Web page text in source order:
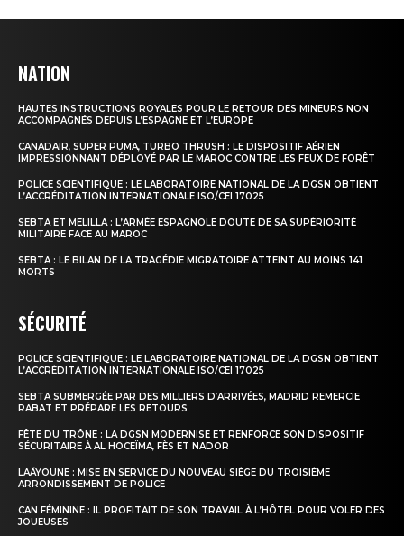
NATION
HAUTES INSTRUCTIONS ROYALES POUR LE RETOUR DES MINEURS NON
ACCOMPAGNÉS DEPUIS L’ESPAGNE ET L’EUROPE
CANADAIR, SUPER PUMA, TURBO THRUSH : LE DISPOSITIF AÉRIEN
IMPRESSIONNANT DÉPLOYÉ PAR LE MAROC CONTRE LES FEUX DE FORÊT
POLICE SCIENTIFIQUE : LE LABORATOIRE NATIONAL DE LA DGSN OBTIENT
L’ACCRÉDITATION INTERNATIONALE ISO/CEI 17025
SEBTA ET MELILLA : L’ARMÉE ESPAGNOLE DOUTE DE SA SUPÉRIORITÉ
MILITAIRE FACE AU MAROC
SEBTA : LE BILAN DE LA TRAGÉDIE MIGRATOIRE ATTEINT AU MOINS 141
MORTS
SÉCURITÉ
POLICE SCIENTIFIQUE : LE LABORATOIRE NATIONAL DE LA DGSN OBTIENT
L’ACCRÉDITATION INTERNATIONALE ISO/CEI 17025
SEBTA SUBMERGÉE PAR DES MILLIERS D’ARRIVÉES, MADRID REMERCIE
RABAT ET PRÉPARE LES RETOURS
FÊTE DU TRÔNE : LA DGSN MODERNISE ET RENFORCE SON DISPOSITIF
SÉCURITAIRE À AL HOCEÏMA, FÈS ET NADOR
LAÂYOUNE : MISE EN SERVICE DU NOUVEAU SIÈGE DU TROISIÈME
ARRONDISSEMENT DE POLICE
CAN FÉMININE : IL PROFITAIT DE SON TRAVAIL À L’HÔTEL POUR VOLER DES
JOUEUSES